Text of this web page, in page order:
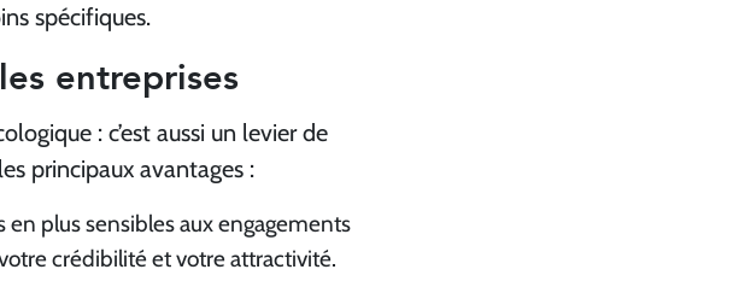
spécifiques.
entreprises
: c’est aussi un levier de
principaux avantages :
plus sensibles aux engagements
crédibilité et votre attractivité.